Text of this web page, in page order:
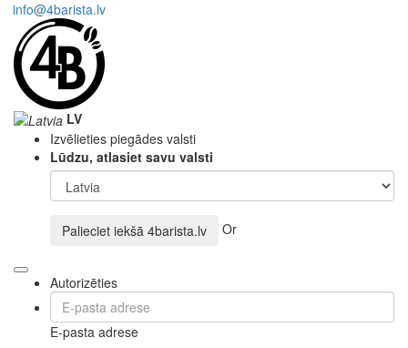
info@4barista.lv
LV
Izvēlieties piegādes valsti
Lūdzu, atlasiet savu valsti
Palieciet iekšā 4barista.lv Or
Autorizēties
E-pasta adrese